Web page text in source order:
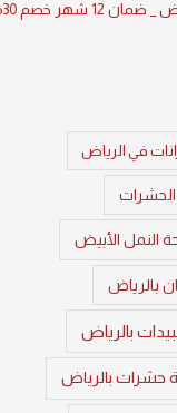
شهر خصم 30%
في الرياض
النمل الأبيض
بالرياض
بالرياض
حشرات بالرياض